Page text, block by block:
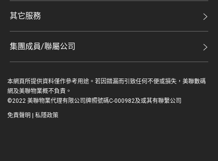
網站地圖
買賣流程
自助放盤
豪宅分行
查詢熱線
聯絡我們
繳款方式
其它服務
豪宅資訊
美善會
集團成員/聯屬公司
鋑聯控股*
美聯工商舖*
本網頁所提供資料僅作參考用途。若因錯漏而引致任何不便或損失，美聯數碼
網及美聯物業概不負責。
©2022 美聯物業代理有限公司牌照號碼C-000982及或其有聯繫公司
免責聲明 私隱政策